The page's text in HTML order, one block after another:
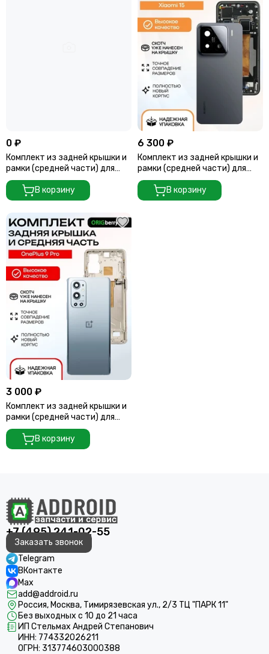
0 ₽
Комплект из задней крышки и
рамки (средней части) для
смартфона Vivo X200 Pro Mini
(Зеленый) Green
В корзину
6 300 ₽
Комплект из задней крышки и
рамки (средней части) для
смартфона Xiaomi 15 (Черный)
Black
В корзину
3 000 ₽
Комплект из задней крышки и
рамки (средней части) для
смартфона OnePlus 9 Pro
Morning mist (Cеребряная)
В корзину
+7 (495) 241-02-55
Заказать звонок
Telegram
ВКонтакте
Max
add@addroid.ru
Россия, Москва, Тимирязевская ул., 2/3 ТЦ "ПАРК 11"
Без выходных с 10 до 21 часа
ИП Стельмах Андрей Степанович
ИНН: 774332026211
ОГРН: 313774603000388